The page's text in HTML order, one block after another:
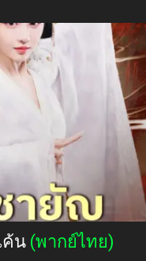
ค้น (พากย์ไทย)